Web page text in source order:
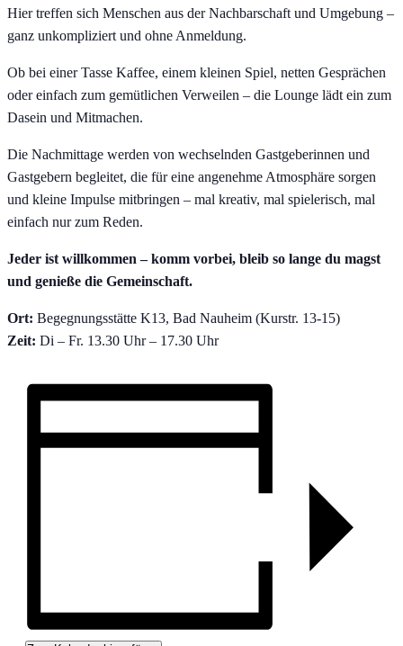
Hier treffen sich Menschen aus der Nachbarschaft und Umgebung –
ganz unkompliziert und ohne Anmeldung.
Ob bei einer Tasse Kaffee, einem kleinen Spiel, netten Gesprächen
oder einfach zum gemütlichen Verweilen – die Lounge lädt ein zum
Dasein und Mitmachen.
Die Nachmittage werden von wechselnden Gastgeberinnen und
Gastgebern begleitet, die für eine angenehme Atmosphäre sorgen
und kleine Impulse mitbringen – mal kreativ, mal spielerisch, mal
einfach nur zum Reden.
Jeder ist willkommen – komm vorbei, bleib so lange du magst
und genieße die Gemeinschaft.
Ort: Begegnungsstätte K13, Bad Nauheim (Kurstr. 13-15)
Zeit: Di – Fr. 13.30 Uhr – 17.30 Uhr